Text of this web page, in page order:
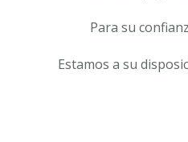
Para su
Estamos a su